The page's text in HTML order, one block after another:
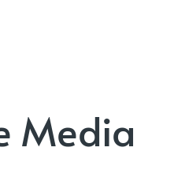
Media